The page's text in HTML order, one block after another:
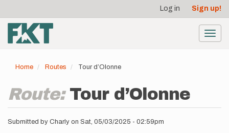
main
content
account
menu
Log in Sign up!
Home Routes Tour d’Olonne
Route: Tour d’Olonne
Submitted by Charly on Sat, 05/03/2025 - 02:59pm